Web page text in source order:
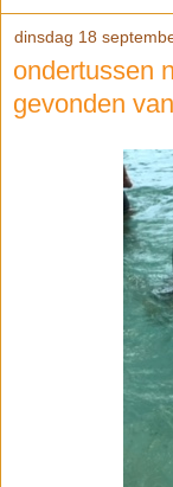
dinsdag 18
ondertussen
gevonden